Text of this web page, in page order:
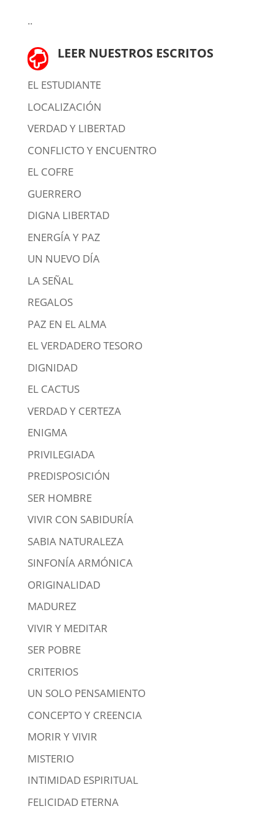
..
 LEER NUESTROS ESCRITOS
EL ESTUDIANTE
LOCALIZACIÓN
VERDAD Y LIBERTAD
CONFLICTO Y ENCUENTRO
EL COFRE
GUERRERO
DIGNA LIBERTAD
ENERGÍA Y PAZ
UN NUEVO DÍA
LA SEÑAL
REGALOS
PAZ EN EL ALMA
EL VERDADERO TESORO
DIGNIDAD
EL CACTUS
VERDAD Y CERTEZA
ENIGMA
PRIVILEGIADA
PREDISPOSICIÓN
SER HOMBRE
VIVIR CON SABIDURÍA
SABIA NATURALEZA
SINFONÍA ARMÓNICA
ORIGINALIDAD
MADUREZ
VIVIR Y MEDITAR
SER POBRE
CRITERIOS
UN SOLO PENSAMIENTO
CONCEPTO Y CREENCIA
MORIR Y VIVIR
MISTERIO
INTIMIDAD ESPIRITUAL
FELICIDAD ETERNA